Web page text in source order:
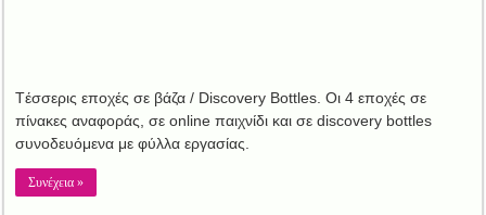
Tέσσερις εποχές σε βάζα / Discovery Bottles. Οι 4 εποχές σε
πίνακες αναφοράς, σε online παιχνίδι και σε discovery bottles
συνοδευόμενα με φύλλα εργασίας.
Συνέχεια »